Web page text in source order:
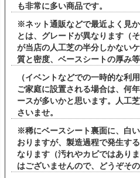
も非常に多い商品です。
※ネット通販などで最近よく見
とは、グレードが異なります（
が当店の人工芝の半分しかない
質と密度、ベースシートの厚み
（イベントなどでの一時的な利
ご家庭に設置される場合は、何
ースが多いかと思います。人工
さいませ。
※稀にベースシート裏面に、白
おりますが、製造過程で発生す
なります（汚れやカビではあり
はございませんので、どうぞそ